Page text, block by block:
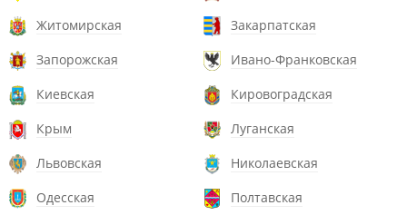
Житомирская
Закарпатская
Запорожская
Ивано-Франковская
Киевская
Кировоградская
Крым
Луганская
Львовская
Николаевская
Одесская
Полтавская